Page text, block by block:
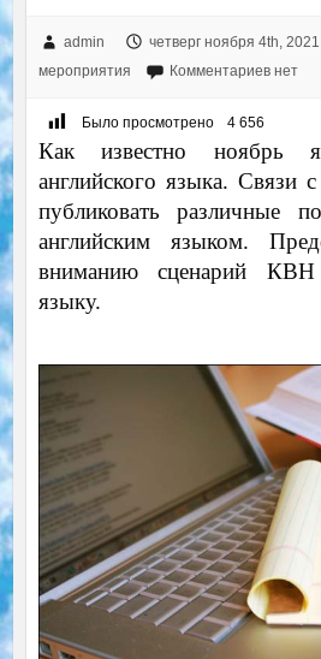
admin четверг ноября 4th, 2021
мероприятия
Комментариев нет
Было просмотрено 4 656
Как известно ноябрь
английского языка. Связи
публиковать различные
английским языком.
вниманию сценарий КВН
языку.